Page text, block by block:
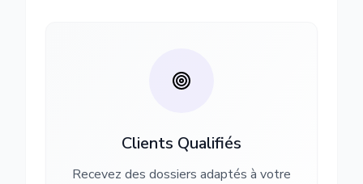
Clients Qualifiés
Recevez des dossiers adaptés à votre